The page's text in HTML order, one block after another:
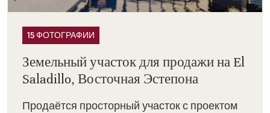
15 ФОТОГРАФИИ
Земельный участок для продажи на El
Saladillo, Восточная Эстепона
Продаётся просторный участок с проектом